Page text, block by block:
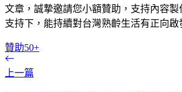
文章，誠摯邀請您小額贊助，支持內容
支持下，能持續對台灣熟齡生活有正向啟
贊助50+
上一篇